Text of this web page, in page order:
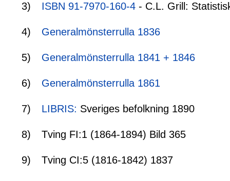
3) ISBN 91-7970-160-4 - C.L. Grill:
4) Generalmönsterrulla 1836
5) Generalmönsterrulla 1841 + 1846
6) Generalmönsterrulla 1861
7) LIBRIS: Sveriges befolkning 1890
8) Tving FI:1 (1864-1894) Bild 365
9) Tving CI:5 (1816-1842) 1837